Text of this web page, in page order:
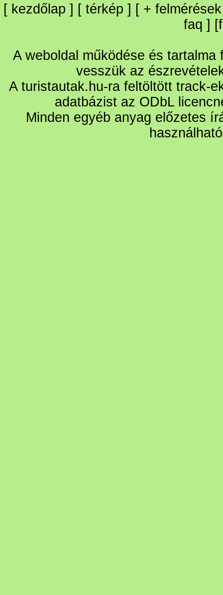
[ kezdőlap ] [ térkép ] [ + felmérések
faq ] [
A weboldal működése és
vesszük az
A turistautak.hu-ra feltöltött track-
adatbázist az ODbL
Minden egyéb anyag előzetes